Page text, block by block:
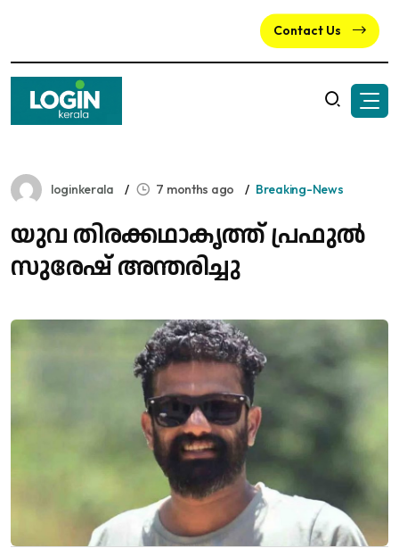
Contact Us
loginkerala 7 months ago Breaking-News
യുവ തിരക്കഥാകൃത്ത് പ്രഫുല്‍
സുരേഷ് അന്തരിച്ചു